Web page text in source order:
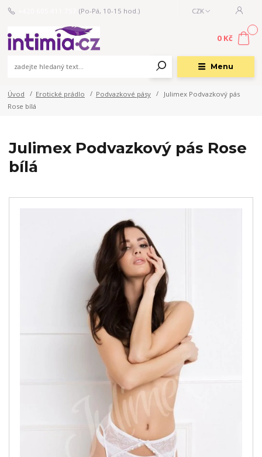
Menu
CZK
(Po-Pá, 10-15 hod.)
0 Kč
Úvod Erotické prádlo Podvazkové pásy
Julimex Podvazkový pás
Rose bílá
Julimex Podvazkový pás Rose
bílá